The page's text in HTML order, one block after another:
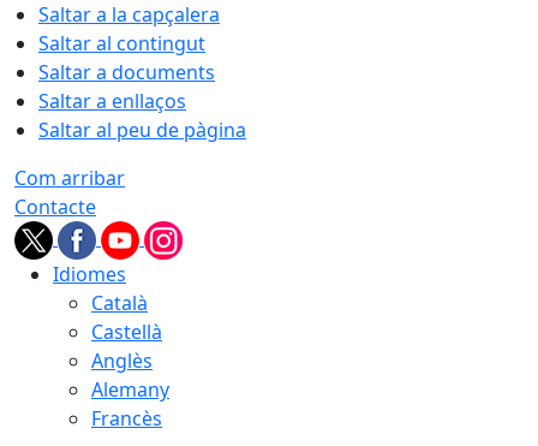
Saltar a la capçalera
Saltar al contingut
Saltar a documents
Saltar a enllaços
Saltar al peu de pàgina
Com arribar
Contacte
Idiomes
Català
Castellà
Anglès
Alemany
Francès